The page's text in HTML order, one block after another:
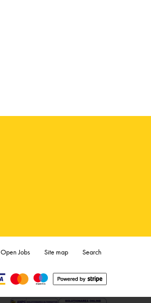
Open Jobs Site map Search